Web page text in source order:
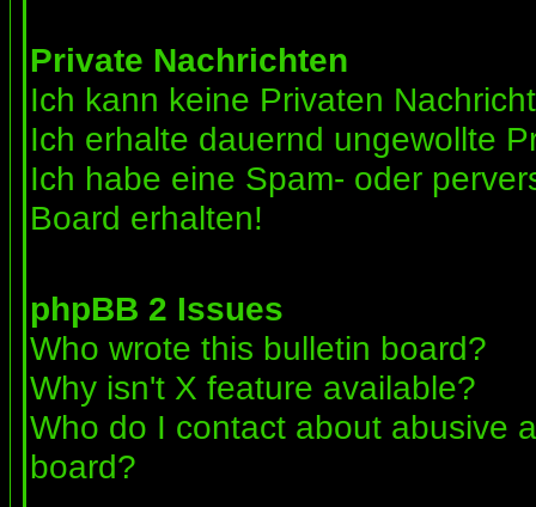
Private Nachrichten
Ich kann keine Privaten
Ich erhalte dauernd ungewollte
Ich habe eine Spam- oder
Board erhalten!
phpBB 2 Issues
Who wrote this bulletin board?
Why isn't X feature available?
Who do I contact about abusive
board?